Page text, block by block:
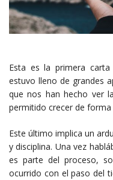
Esta es la primera
estuvo lleno de grandes
que nos han hecho ver
permitido crecer de forma
Este último implica un
y disciplina. Una vez
es parte del proceso,
ocurrido con el paso del